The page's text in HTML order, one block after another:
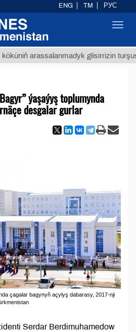
arassalanmadyk glisirrizin turşusy (t.)
ýaşaýyş toplumynda
desgalar gurlar
çagalar bagynyň açylyş dabarasy, 2017-nji
Serdar Berdimuhamedow
ENG TM РУС